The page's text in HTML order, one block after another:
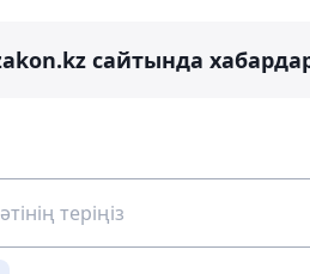
сайтында